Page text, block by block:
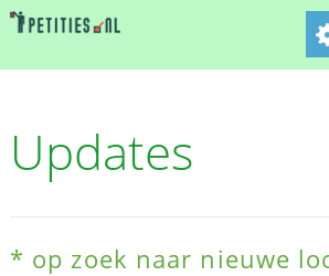
Updates
* op zoek naar nieuwe